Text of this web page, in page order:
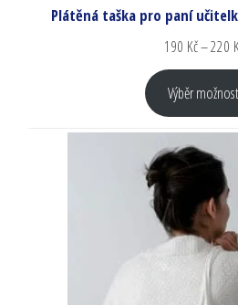
Plátěná taška pro paní
190 Kč–220
Výběr